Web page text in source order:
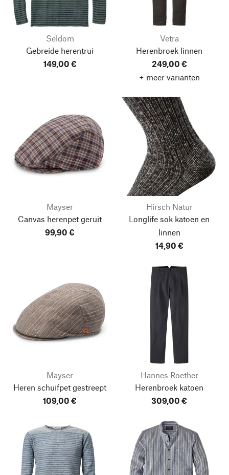
Seldom
Gebreide herentrui
149,00 €
Vetra
Herenbroek linnen
249,00 €
+ meer varianten
Mayser
Canvas herenpet geruit
99,90 €
Hirsch Natur
Longlife sok katoen en
linnen
14,90 €
Mayser
Heren schuifpet gestreept
109,00 €
Hannes Roether
Herenbroek katoen
309,00 €